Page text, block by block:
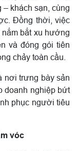
khách sạn, cùng
Đồng thời, việc
bắt xu hướng
và đóng gói tiên
chảy toàn cầu.
nơi trưng bày sản
doanh nghiệp bứt
phục người tiêu
vóc